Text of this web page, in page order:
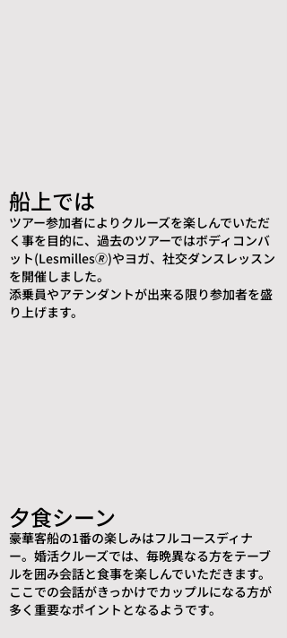
船上では
ツアー参加者によりクルーズを楽しんでいただ
く事を目的に、過去のツアーではボディコンバ
ット(Lesmilles🄬)やヨガ、社交ダンスレッスン
を開催しました。
​添乗員やアテンダントが出来る限り参加者を盛
り上げます。
夕食シーン
豪華客船の1番の楽しみはフルコースディナ
ー。婚活クルーズでは、毎晩異なる方をテーブ
ルを囲み会話と食事を楽しんでいただきます。
​ここでの会話がきっかけでカップルになる方が
多く重要なポイントとなるようです。